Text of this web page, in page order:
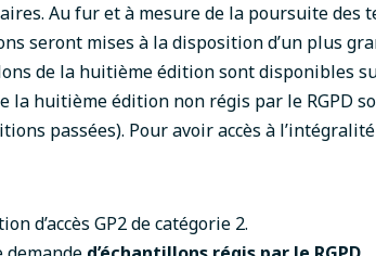
Au fur et à mesure de la poursuite des
seront mises à la disposition d’un plus
de la huitième édition sont disponibles
la huitième édition non régis par le RGPD
passées). Pour avoir accès à
d’accès GP2 de catégorie 2.